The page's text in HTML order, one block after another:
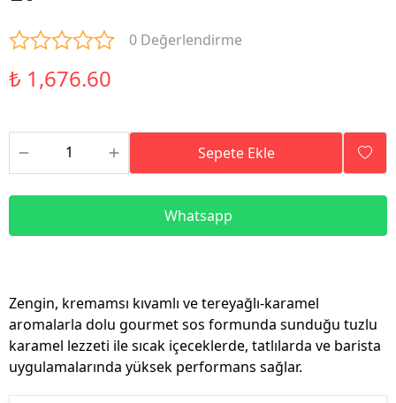
0 Değerlendirme
₺ 1,676.60
Sepete Ekle
Whatsapp
Zengin, kremamsı kıvamlı ve tereyağlı-karamel
aromalarla dolu gourmet sos formunda sunduğu tuzlu
karamel lezzeti ile sıcak içeceklerde, tatlılarda ve barista
uygulamalarında yüksek performans sağlar.